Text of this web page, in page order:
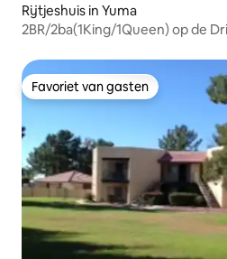
Rijtjeshuis in Yuma
2BR/2ba(1King/1Queen) op de
Favoriet van gasten
Favoriet van gasten